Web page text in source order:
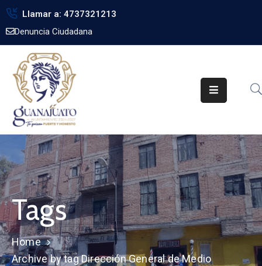
Llamar a: 4737321213
Denuncia Ciudadana
Inicio
Gobierno
Trámites
Noticias
Transparencia
Obra
Pública
Biblioteca
Tags
Home
Archive by tag Dirección General de Medio